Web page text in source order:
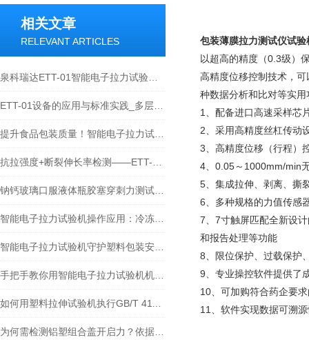
相关文章
RELEVANT ARTICLES
包装薄膜拉力测试仪试验
以超高的精度（0.3级）
高精度位移控制技术，
种数据分析和比对等实用
1、配备进口高速采样芯
2、采用高精度丝杠传动
3、高精度位移（行程）
4、0.05～1000mm/min
5、集成拉伸、剥离、撕
6、多种规格的力值传感
7、7寸触屏匹配全新设
和报告处理等功能
8、限位保护、过载保护
9、专业操控软件提供了
10、可加购符合药企要
11、软件实现数据可溯